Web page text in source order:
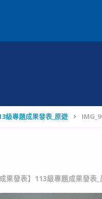
級專題成果發表_原遊
成果發表】113級專題成果發表